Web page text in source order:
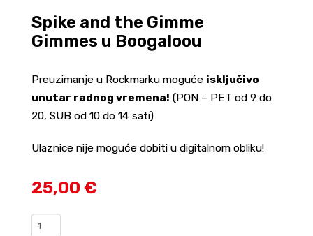
Spike and the Gimme
Gimmes u Boogaloou
Preuzimanje u Rockmarku moguće isključivo
unutar radnog vremena! (PON – PET od 9 do
20, SUB od 10 do 14 sati)
Ulaznice nije moguće dobiti u digitalnom obliku!
25,00 €